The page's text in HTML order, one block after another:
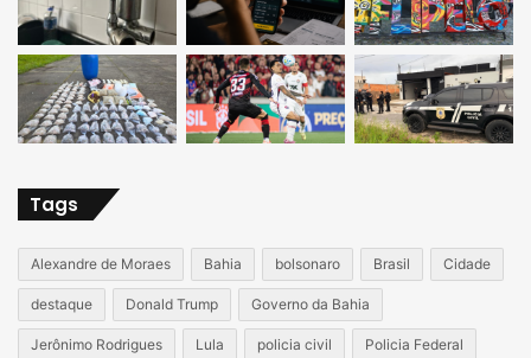
Tags
Alexandre de Moraes Bahia bolsonaro Brasil Cidade
destaque Donald Trump Governo da Bahia
Jerônimo Rodrigues Lula policia civil Policia Federal